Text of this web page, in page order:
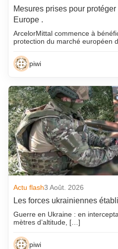
Mesures prises pour
Europe .
ArcelorMittal commence à
protection du marché européen
piwi
Actu flash3 Août. 2026
Les forces ukrainiennes
Guerre en Ukraine : en
mètres d’altitude, […]
piwi